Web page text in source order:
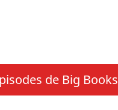
de Big Books